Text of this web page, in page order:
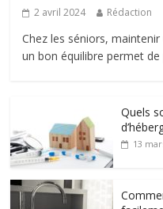
2 avril 2024 Rédaction
Chez les séniors,
un bon équilibre permet de
Quels
13